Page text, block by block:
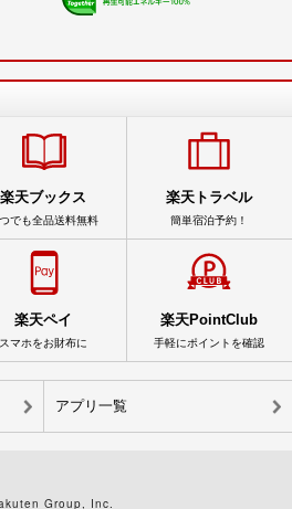
楽天ブックス
でも全品送料無料
楽天トラベル
簡単宿泊予約！
楽天ペイ
スマホをお財布に
楽天PointClub
手軽にポイントを確認
アプリ一覧
Group, Inc.